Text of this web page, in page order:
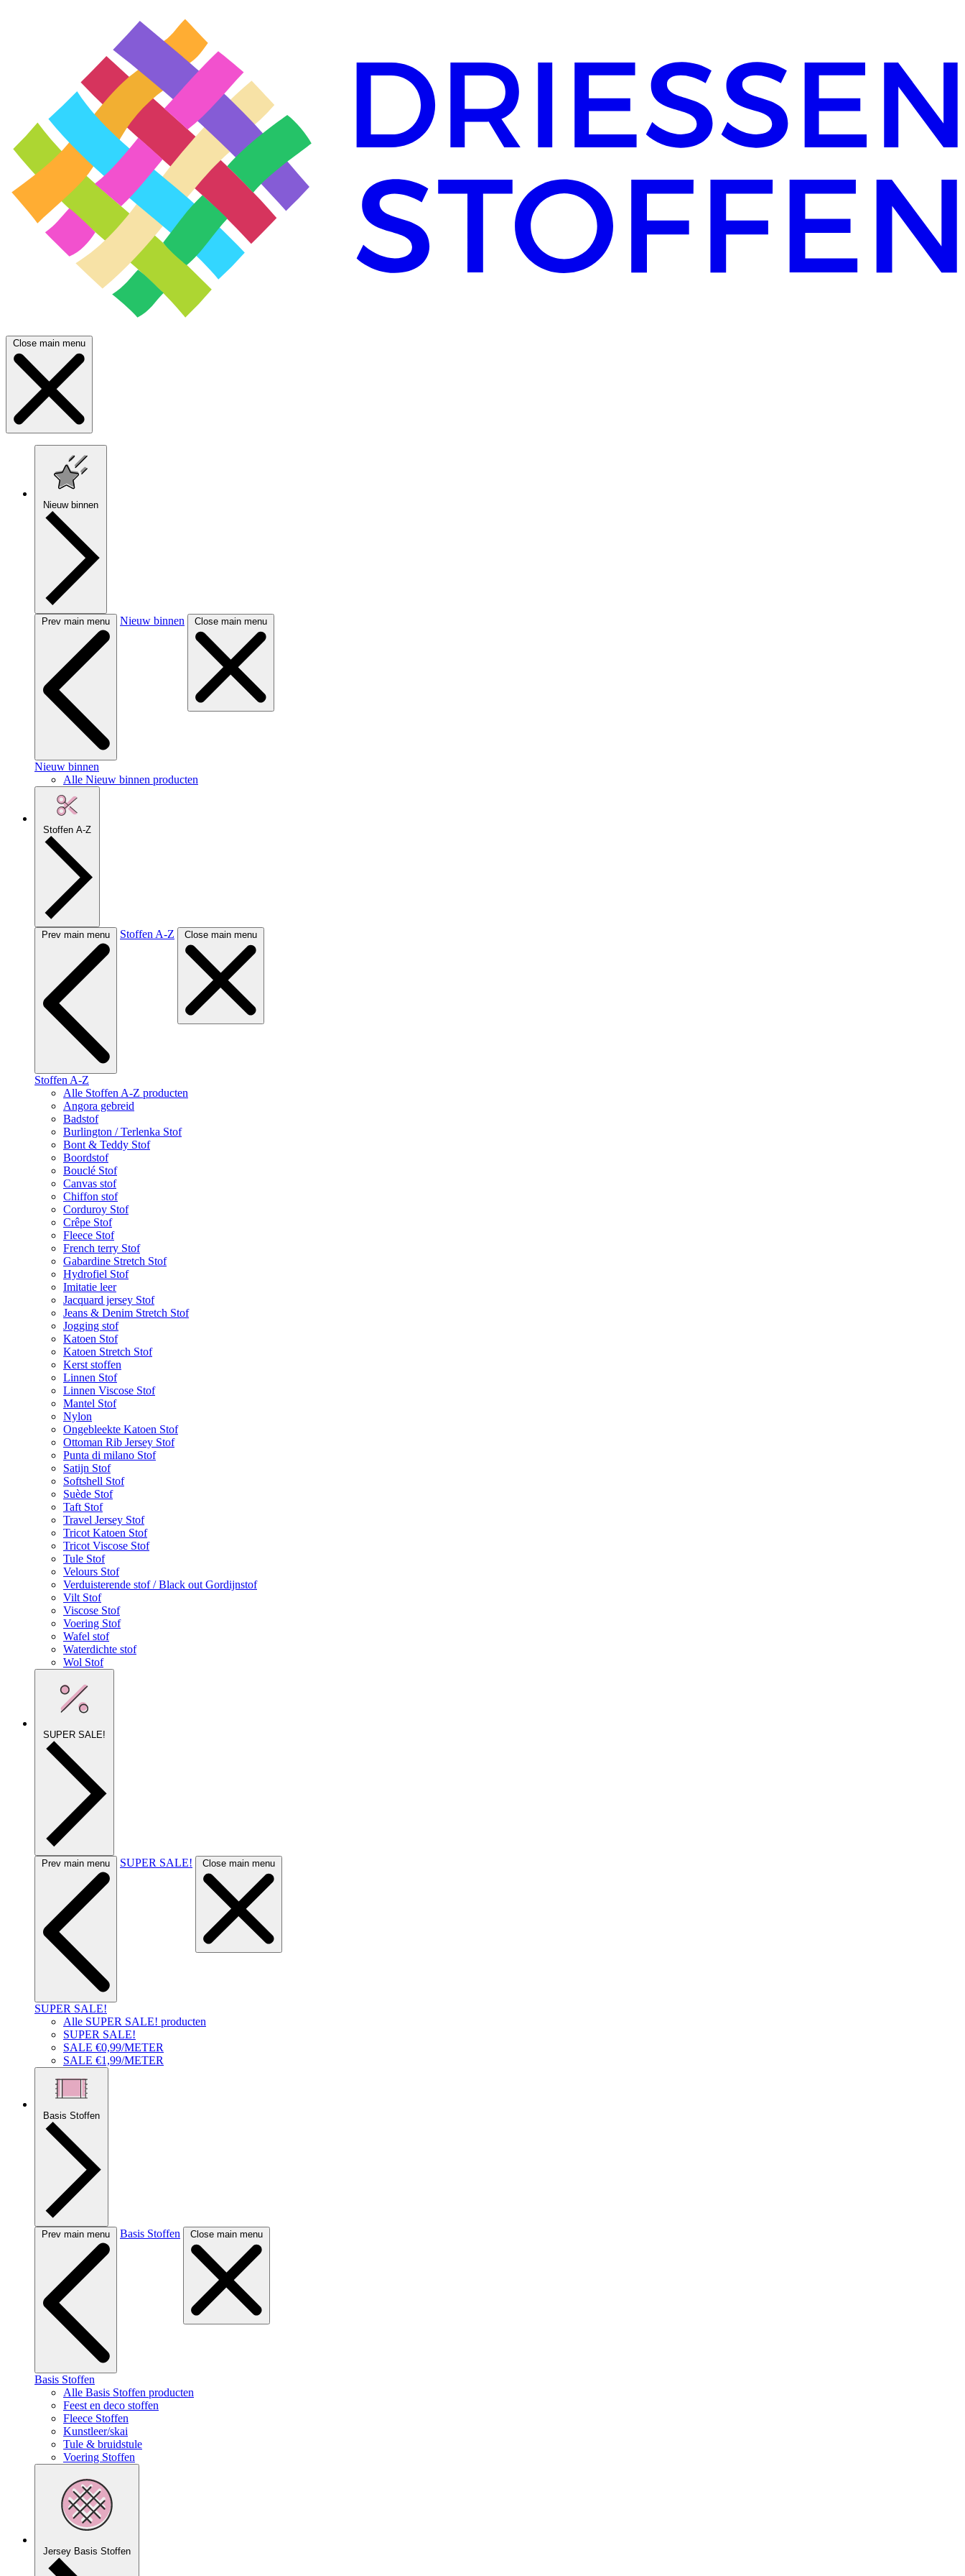
Close main menu
Nieuw binnen
Prev main menu Nieuw binnen Close main menu
Nieuw binnen
Alle Nieuw binnen producten
Stoffen A-Z
Prev main menu Stoffen A-Z Close main menu
Stoffen A-Z
Alle Stoffen A-Z producten
Angora gebreid
Badstof
Burlington / Terlenka Stof
Bont & Teddy Stof
Boordstof
Bouclé Stof
Canvas stof
Chiffon stof
Corduroy Stof
Crêpe Stof
Fleece Stof
French terry Stof
Gabardine Stretch Stof
Hydrofiel Stof
Imitatie leer
Jacquard jersey Stof
Jeans & Denim Stretch Stof
Jogging stof
Katoen Stof
Katoen Stretch Stof
Kerst stoffen
Linnen Stof
Linnen Viscose Stof
Mantel Stof
Nylon
Ongebleekte Katoen Stof
Ottoman Rib Jersey Stof
Punta di milano Stof
Satijn Stof
Softshell Stof
Suède Stof
Taft Stof
Travel Jersey Stof
Tricot Katoen Stof
Tricot Viscose Stof
Tule Stof
Velours Stof
Verduisterende stof / Black out Gordijnstof
Vilt Stof
Viscose Stof
Voering Stof
Wafel stof
Waterdichte stof
Wol Stof
SUPER SALE!
Prev main menu SUPER SALE! Close main menu
SUPER SALE!
Alle SUPER SALE! producten
SUPER SALE!
SALE €0,99/METER
SALE €1,99/METER
Basis Stoffen
Prev main menu Basis Stoffen Close main menu
Basis Stoffen
Alle Basis Stoffen producten
Feest en deco stoffen
Fleece Stoffen
Kunstleer/skai
Tule & bruidstule
Voering Stoffen
Jersey Basis Stoffen